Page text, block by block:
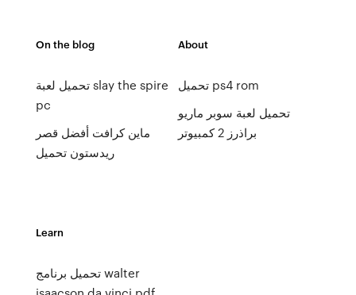
On the blog
تحميل لعبة slay the spire
pc
ماين كرافت أفضل قصر
ريدستون تحميل
About
تحميل ps4 rom
تحميل لعبة سوبر ماريو
براذرز 2 كمبيوتر
Learn
تحميل برنامج walter